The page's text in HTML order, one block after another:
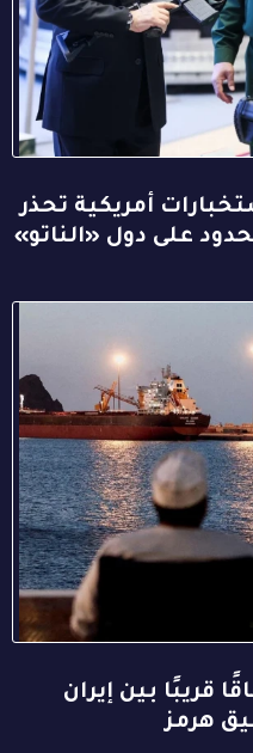
أمريكية تحذر
على دول «الناتو»
قريبًا بين إيران
هرمز